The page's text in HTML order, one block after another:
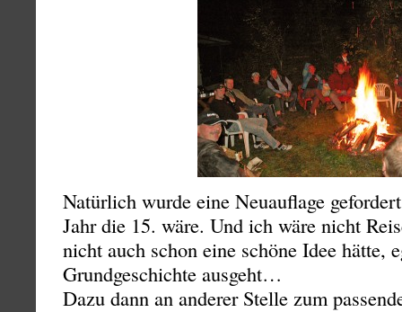
Natürlich wurde eine Neuauflage
Jahr die 15. wäre. Und ich wäre nicht
nicht auch schon eine schöne Idee hätte,
Grundgeschichte ausgeht…
Dazu dann an anderer Stelle zum